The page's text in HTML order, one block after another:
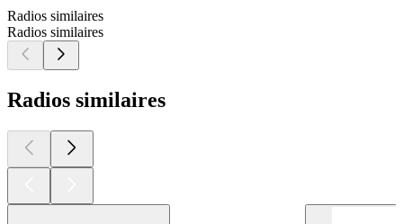
Radios similaires
Radios similaires
Radios similaires